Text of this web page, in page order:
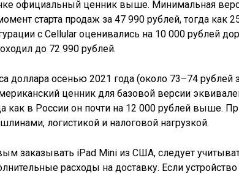
официальный ценник выше. Минимальная
старта продаж за 47 990 рублей, тогда как
с Cellular оценивались на 10 000 рублей
до 72 990 рублей.
доллара осенью 2021 года (около 73–74 рублей
ценник для базовой версии
как в России он почти на 12 000 рублей выше.
логистикой и налоговой нагрузкой.
заказывать iPad Mini из США, следует
расходы на доставку. Если устройство